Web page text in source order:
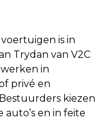
is in
Trydan van V2C
in
privé en
kiezen
en in feite